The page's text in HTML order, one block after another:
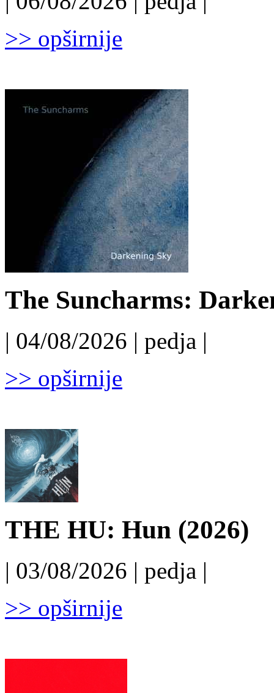
>> opširnije
The Suncharms:
| 04/08/2026 | pedja |
>> opširnije
THE HU: Hun (2026)
| 03/08/2026 | pedja |
>> opširnije